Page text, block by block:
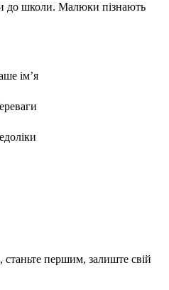
до школи. Малюки пізнають
ім’я
станьте першим, залиште свій